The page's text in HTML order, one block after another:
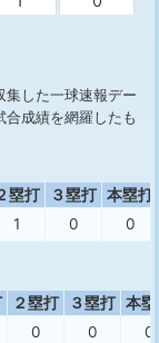
集した一球速報デー
成績を網羅したも
塁打 ３塁打 本塁打
1 0 0
２塁打 ３塁打 本
0 0
0